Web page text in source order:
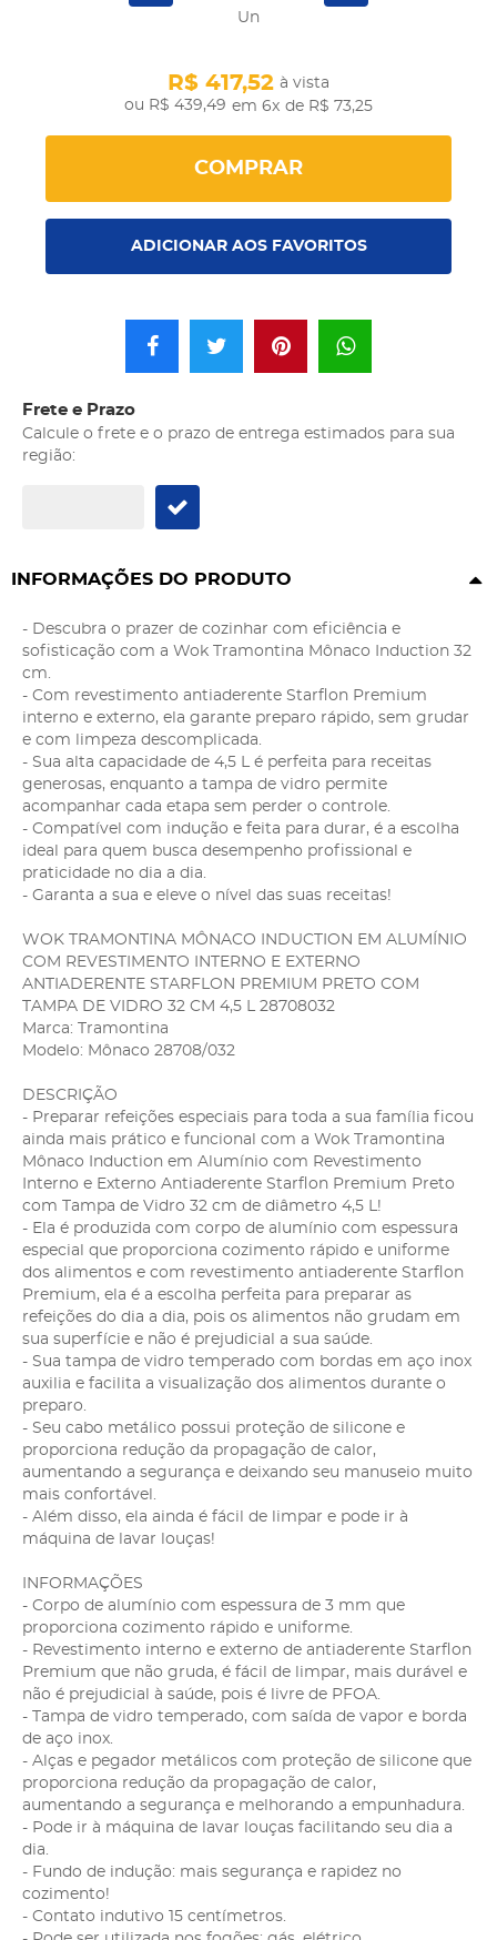
Un
R$ 439,49
R$ 417,52 à vista
em 6x de R$ 73,25
COMPRAR
ADICIONAR AOS FAVORITOS
Frete e Prazo
Calcule o frete e o prazo de entrega estimados para sua
região:
INFORMAÇÕES DO PRODUTO
- Descubra o prazer de cozinhar com eficiência e
sofisticação com a Wok Tramontina Mônaco Induction 32
cm.
- Com revestimento antiaderente Starflon Premium
interno e externo, ela garante preparo rápido, sem grudar
e com limpeza descomplicada.
- Sua alta capacidade de 4,5 L é perfeita para receitas
generosas, enquanto a tampa de vidro permite
acompanhar cada etapa sem perder o controle.
- Compatível com indução e feita para durar, é a escolha
ideal para quem busca desempenho profissional e
praticidade no dia a dia.
- Garanta a sua e eleve o nível das suas receitas!
WOK TRAMONTINA MÔNACO INDUCTION EM ALUMÍNIO
COM REVESTIMENTO INTERNO E EXTERNO
ANTIADERENTE STARFLON PREMIUM PRETO COM
TAMPA DE VIDRO 32 CM 4,5 L 28708032
Marca: Tramontina
Modelo: Mônaco 28708/032
DESCRIÇÃO
- Preparar refeições especiais para toda a sua família ficou
ainda mais prático e funcional com a Wok Tramontina
Mônaco Induction em Alumínio com Revestimento
Interno e Externo Antiaderente Starflon Premium Preto
com Tampa de Vidro 32 cm de diâmetro 4,5 L!
- Ela é produzida com corpo de alumínio com espessura
especial que proporciona cozimento rápido e uniforme
dos alimentos e com revestimento antiaderente Starflon
Premium, ela é a escolha perfeita para preparar as
refeições do dia a dia, pois os alimentos não grudam em
sua superfície e não é prejudicial a sua saúde.
- Sua tampa de vidro temperado com bordas em aço inox
auxilia e facilita a visualização dos alimentos durante o
preparo.
- Seu cabo metálico possui proteção de silicone e
proporciona redução da propagação de calor,
aumentando a segurança e deixando seu manuseio muito
mais confortável.
- Além disso, ela ainda é fácil de limpar e pode ir à
máquina de lavar louças!
INFORMAÇÕES
- Corpo de alumínio com espessura de 3 mm que
proporciona cozimento rápido e uniforme.
- Revestimento interno e externo de antiaderente Starflon
Premium que não gruda, é fácil de limpar, mais durável e
não é prejudicial à saúde, pois é livre de PFOA.
- Tampa de vidro temperado, com saída de vapor e borda
de aço inox.
- Alças e pegador metálicos com proteção de silicone que
proporciona redução da propagação de calor,
aumentando a segurança e melhorando a empunhadura.
- Pode ir à máquina de lavar louças facilitando seu dia a
dia.
- Fundo de indução: mais segurança e rapidez no
cozimento!
- Contato indutivo 15 centímetros.